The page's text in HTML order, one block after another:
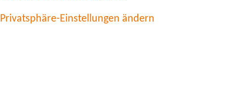
Privatsphäre-Einstellungen ändern